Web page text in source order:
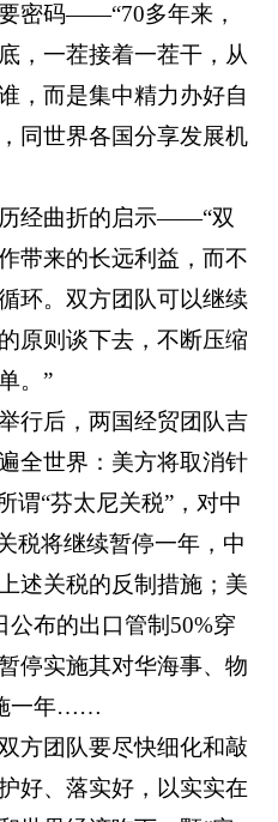
密码——“70多年来，
，一茬接着一茬干，从
，而是集中精力办好自
同世界各国分享发展机
经曲折的启示——“双
带来的长远利益，而不
环。双方团队可以继续
原则谈下去，不断压缩
。”
行后，两国经贸团队吉
全世界：美方将取消针
谓“芬太尼关税”，对中
税将继续暂停一年，中
述关税的反制措施；美
公布的出口管制50%穿
停实施其对华海事、物
一年……
方团队要尽快细化和敲
好、落实好，以实实在